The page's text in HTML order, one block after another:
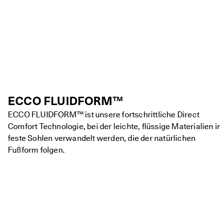
ECCO FLUIDFORM™
ECCO FLUIDFORM™ ist unsere fortschrittliche Direct
Comfort Technologie, bei der leichte, flüssige Materialien
feste Sohlen verwandelt werden, die der natürlichen
Fußform folgen.